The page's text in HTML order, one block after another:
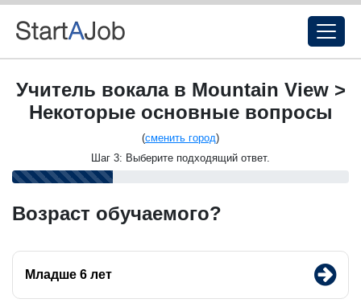
Учитель вокала в Mountain View >
Некоторые основные вопросы
(сменить город)
Шаг 3: Выберите подходящий ответ.
Возраст обучаемого?
Младше 6 лет